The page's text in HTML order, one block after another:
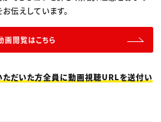
伝えしています。
画閲覧はこちら
ただいた方全員に動画視聴URLを送付い